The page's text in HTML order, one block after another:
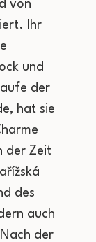
von
Ihr
und
der
hat sie
der Zeit
des
auch
der